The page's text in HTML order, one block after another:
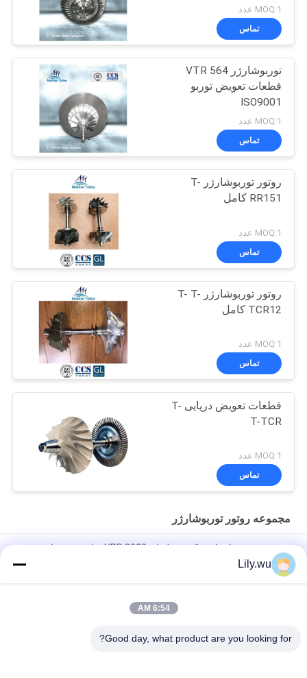
MOQ:1 عدد
تماس
توربوشارژر VTR 564
قطعات تعویض توربو
ISO9001
MOQ:1 عدد
تماس
روتور توربوشارژر T-
RR151 کامل
MOQ:1 عدد
تماس
روتور توربوشارژر T- T-
TCR12 کامل
MOQ:1 عدد
تماس
قطعات تعویض دریایی T-
T-TCR
MOQ:1 عدد
تماس
مجموعه روتور توربوشارژر
مجموعه روتور استاتور تک مرحله ای HPR 3000 برای توربوشارژر
دریایی KBB
مجموعه روتور توربوشارژر دریایی T-CR24/S کامل برای قطعات
Lily.wu
6:54 AM
Good day, what product are you looking for?